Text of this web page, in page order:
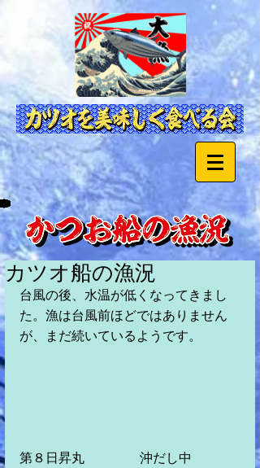
カツオ船の漁況
台風の後、水温が低くなってきまし
た。漁は台風前ほどではありません
が、まだ続いているようです。
第８日昇丸　　　　 沖だし中